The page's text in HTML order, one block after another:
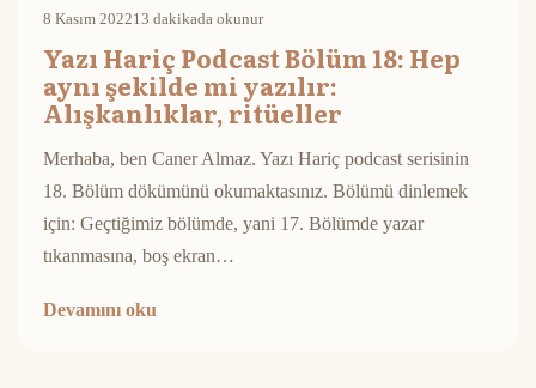
8 Kasım 202213 dakikada okunur
Yazı Hariç Podcast Bölüm 18: Hep
aynı şekilde mi yazılır:
Alışkanlıklar, ritüeller
Merhaba, ben Caner Almaz. Yazı Hariç podcast serisinin
18. Bölüm dökümünü okumaktasınız. Bölümü dinlemek
için: Geçtiğimiz bölümde, yani 17. Bölümde yazar
tıkanmasına, boş ekran…
Devamını oku